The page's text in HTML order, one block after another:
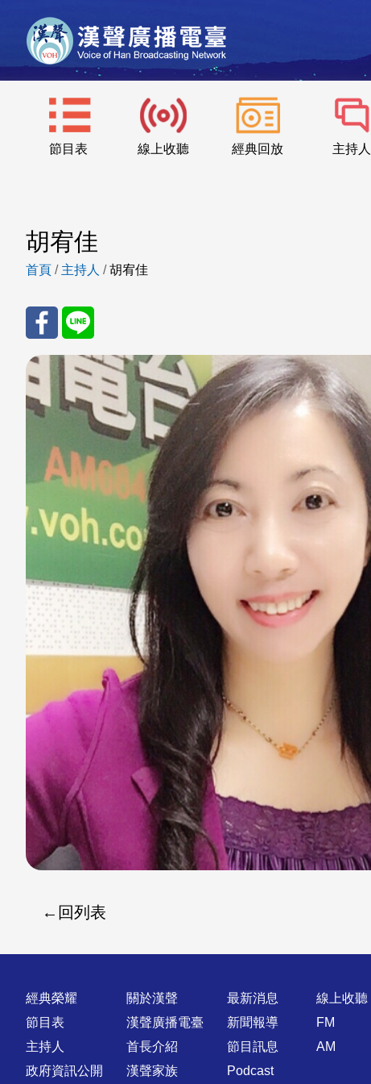
節目表 線上收聽 經典回放 主持人
胡宥佳
首頁 / 主持人 /胡宥佳
分享
至
eBo
分享
至
Line
回列表
快速連結
經典榮耀
節目表
主持人
政府資訊公開
關於漢聲
漢聲廣播電臺
首長介紹
漢聲家族
最新消息
新聞報導
節目訊息
Podcast
線上收聽
FM
AM